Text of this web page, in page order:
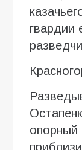
гвардии
опорный